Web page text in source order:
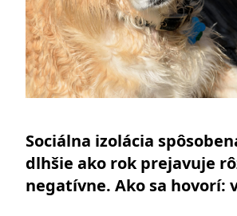
Sociálna izolácia
dlhšie ako rok prejavuje
negatívne. Ako sa hovorí: